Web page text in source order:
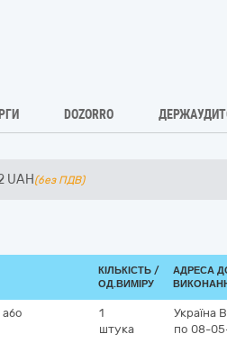
DOZORRO
UAH (без ПДВ)
КІЛЬКІСТЬ /
ОД.ВИМІРУ
АДРЕСА
1
штука
Україна
по 08-